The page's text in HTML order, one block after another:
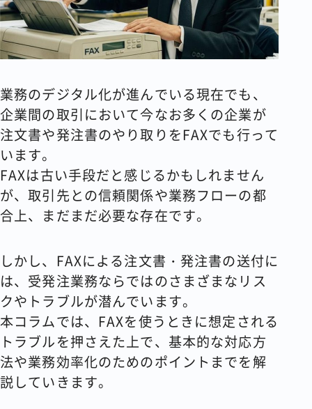
業務のデジタル化が進んでいる現在でも、
企業間の取引において今なお多くの企業が
注文書や発注書のやり取りをFAXでも行って
います。
FAXは古い手段だと感じるかもしれません
が、取引先との信頼関係や業務フローの都
合上、まだまだ必要な存在です。
しかし、FAXによる注文書・発注書の送付に
は、受発注業務ならではのさまざまなリス
クやトラブルが潜んでいます。
本コラムでは、FAXを使うときに想定される
トラブルを押さえた上で、基本的な対応方
法や業務効率化のためのポイントまでを解
説していきます。